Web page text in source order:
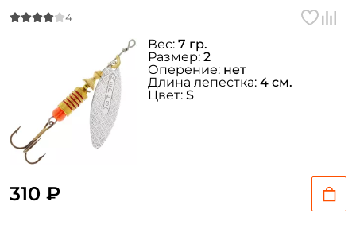
310 ₽
Вес: 7 гр.
Размер: 2
Оперение: нет
Длина лепестка: 4 см.
Цвет: S